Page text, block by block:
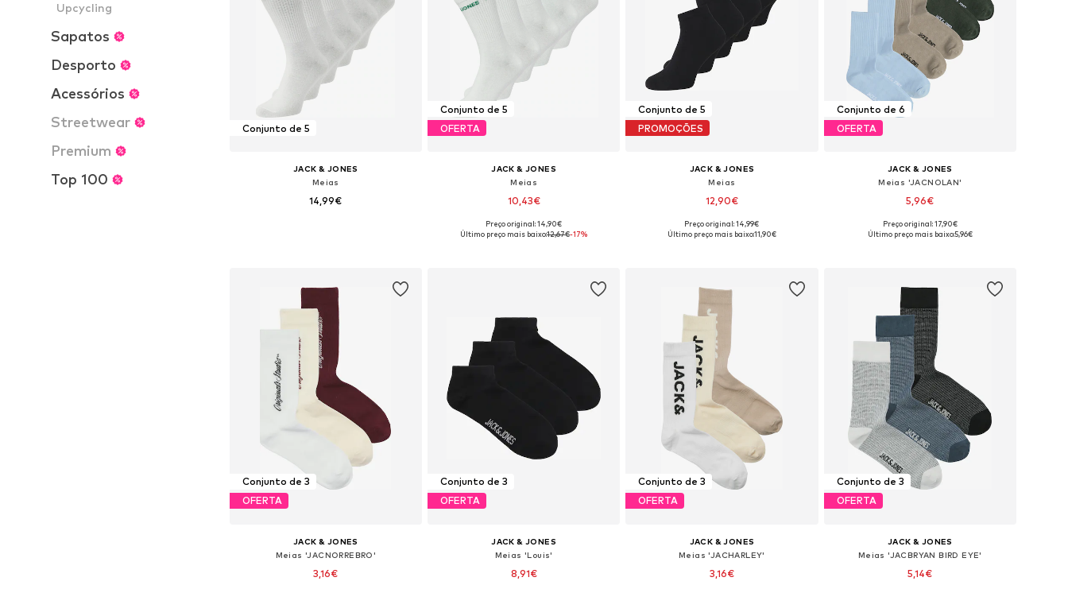
Upcycling
Sapatos
Desporto
Acessórios
Streetwear
Premium
Top 100
Conjunto de 5
JACK & JONES
Meias
14,99€
Conjunto de 5
OFERTA
JACK & JONES
Meias
10,43€
Tamanhos disponíveis: 41-46
Preço original: 14,90€
Último preço mais baixo:12,67€-17%
Conjunto de 5
PROMOÇÕES
JACK & JONES
Meias
12,90€
Tamanhos disponíveis: 41-46
Preço original: 14,99€
Último preço mais baixo:11,90€
Conjunto de 6
OFERTA
JACK & JONES
Meias 'JACNOLAN'
5,96€
Tamanhos disponíveis: 41-46
Preço original: 17,90€
Último preço mais baixo:5,96€
Conjunto de 3
OFERTA
JACK & JONES
Meias 'JACNORREBRO'
3,16€
Conjunto de 3
OFERTA
JACK & JONES
Meias 'Louis'
8,91€
Conjunto de 3
OFERTA
JACK & JONES
Meias 'JACHARLEY'
3,16€
Conjunto de 3
OFERTA
JACK & JONES
Meias 'JACBRYAN BIRD EYE'
5,14€